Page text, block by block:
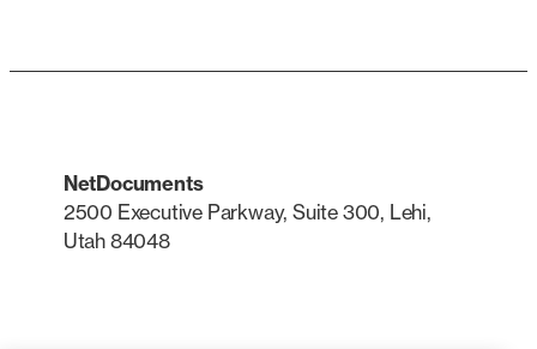
NetDocuments
2500 Executive Parkway, Suite 300, Lehi,
Utah 84048